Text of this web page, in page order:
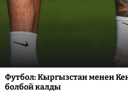
Футбол: Кыргызстан менен
болбой калды